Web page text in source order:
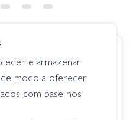
Amostra F11 B Blue
jerkbait
e armazenar
modo a oferecer
com base nos